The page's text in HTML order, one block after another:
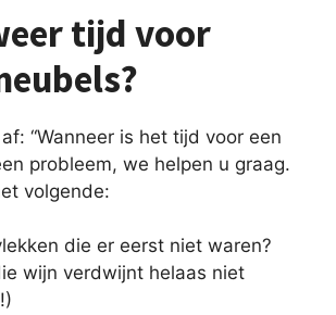
tijd voor
“Wanneer is het tijd voor een
probleem, we helpen u graag.
volgende:
die er eerst niet waren?
wijn verdwijnt helaas niet